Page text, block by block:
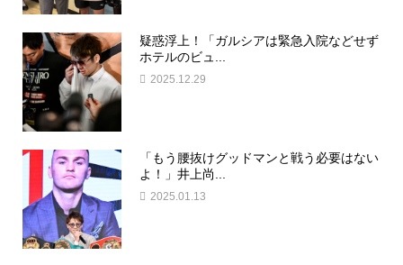
疑惑浮上！「ガルシアは緊急入院などせず
ホテルのビュ...
2025.12.29
「もう腰抜けグッドマンと戦う必要はない
よ！」井上尚...
2025.01.13